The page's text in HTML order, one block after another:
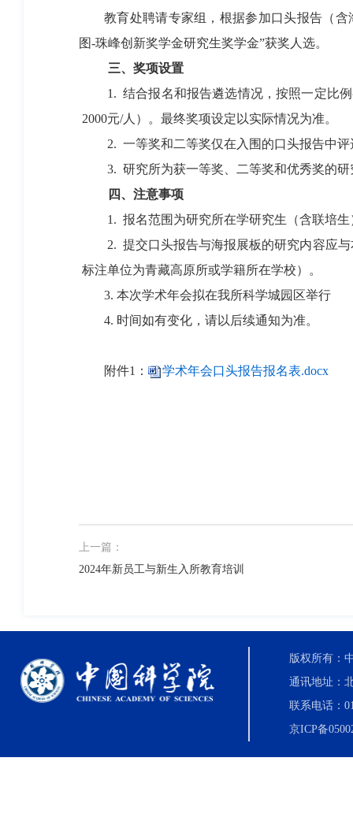
教育处聘请专家组，根据参加口头报告（
图-珠峰创新奖学金研究生奖学金”获奖人选。
三、 奖项设置
1. 结合报名和报告遴选情况，按照一定比
2000元/人）。最终奖项设定以实际情况为准。
2. 一等奖和二等奖仅在入围的口头报告中评
3. 研究所为获一等奖、二等奖和优秀奖的
四、注意事项
1. 报名范围为研究所在学研究生（含联培生
2. 提交口头报告与海报展板的研究内容应
标注单位为青藏高原所或学籍所在学校）。
3. 本次学术年会拟在我所科学城园区举行
4. 时间如有变化，请以后续通知为准。
附件1： 学术年会口头报告报名表.docx
上一篇：
2024年新员工与新生入所教育培训
版权所有：
通讯地址：
联系电话：
京ICP备